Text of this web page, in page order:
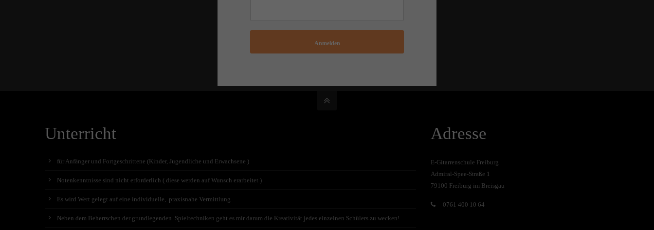
Anmelden
Unterricht
für Anfänger und Fortgeschrittene (Kinder, Jugendliche und Erwachsene )
Notenkenntnisse sind nicht erforderlich ( diese werden auf Wunsch erarbeitet )
Es wird Wert gelegt auf eine individuelle, praxisnahe Vermittlung
Neben dem Beherrschen der grundlegenden Spieltechniken geht es mir darum die Kreativität jedes einzelnen Schülers zu wecken!
Adresse
E-Gitarrenschule Freiburg
Admiral-Spee-Straße 1
79100 Freiburg im Breisgau
0761 400 10 64